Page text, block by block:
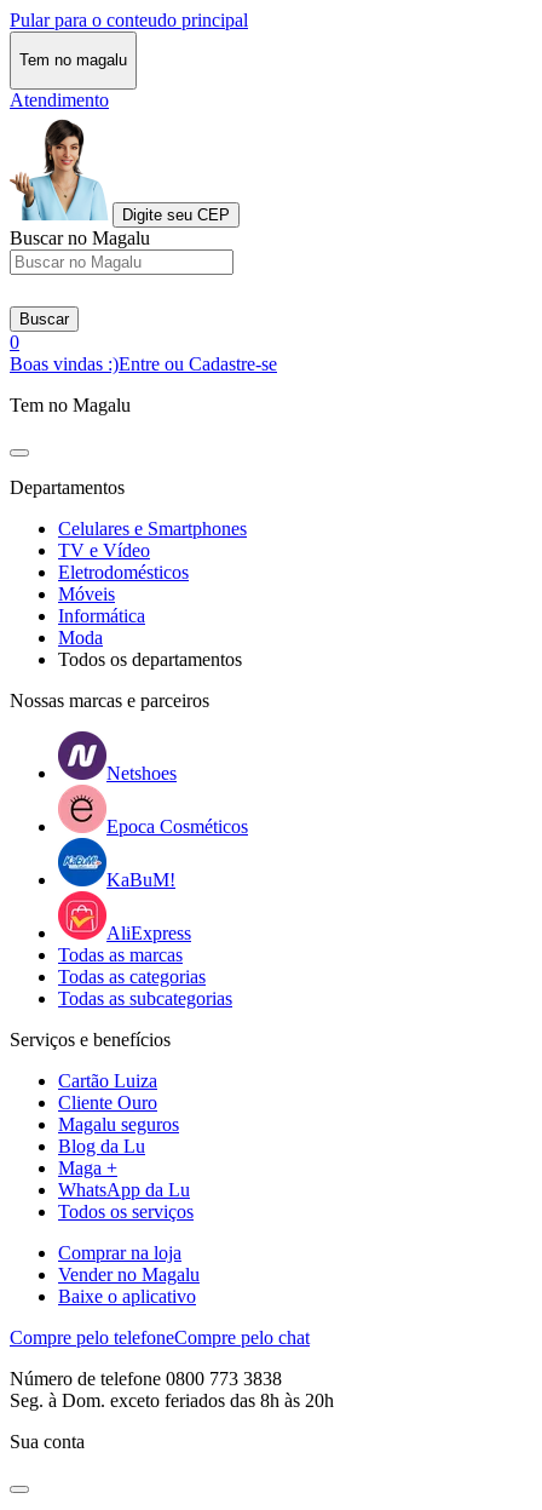
Pular para o conteudo principal
Tem no magalu
Atendimento
Digite seu CEP
Buscar no Magalu
Buscar
0
Boas vindas :)Entre ou Cadastre-se
Tem no Magalu
Departamentos
Celulares e Smartphones
TV e Vídeo
Eletrodomésticos
Móveis
Informática
Moda
Todos os departamentos
Nossas marcas e parceiros
Netshoes
Epoca Cosméticos
KaBuM!
AliExpress
Todas as marcas
Todas as categorias
Todas as subcategorias
Serviços e benefícios
Cartão Luiza
Cliente Ouro
Magalu seguros
Blog da Lu
Maga +
WhatsApp da Lu
Todos os serviços
Comprar na loja
Vender no Magalu
Baixe o aplicativo
Compre pelo telefoneCompre pelo chat
Número de telefone 0800 773 3838
Seg. à Dom. exceto feriados das 8h às 20h
Sua conta